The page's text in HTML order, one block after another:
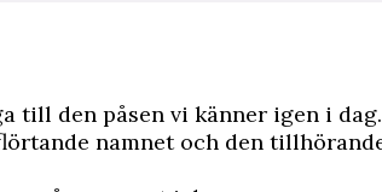
till den påsen vi känner igen i dag.
namnet och den